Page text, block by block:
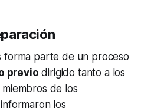
forma parte de un proceso
previo dirigido tanto a los
de los
los